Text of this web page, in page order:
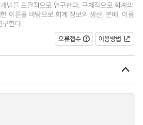
념을 포괄적으로 연구한다. 구체적으로 회계의
이론을 바탕으로 회계 정보의 생산, 분배, 이용
구한다.
오류접수
이용방법